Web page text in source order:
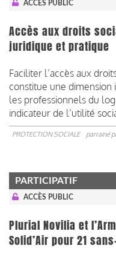
ACCÈS PUBLIC
Accès aux droits
juridique et pratique
Faciliter l’accès aux
constitue une dimension
les professionnels du
indicateur de l’utilité
PROTECTION SOCIALE parrainé
PARTICIPATIF
ACCÈS PUBLIC
Plurial Novilia et
Solid’Air pour 21